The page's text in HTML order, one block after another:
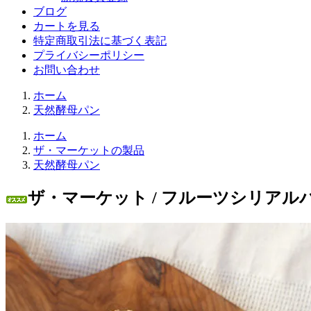
ブログ
カートを見る
特定商取引法に基づく表記
プライバシーポリシー
お問い合わせ
ホーム
天然酵母パン
ホーム
ザ・マーケットの製品
天然酵母パン
ザ・マーケット / フルーツシリアル